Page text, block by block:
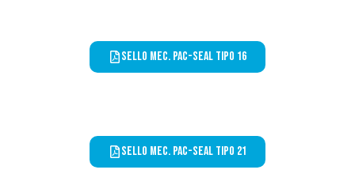
Sello Mec. PAC-SEAL Tipo 16
Sello Mec. PAC-SEAL Tipo 21